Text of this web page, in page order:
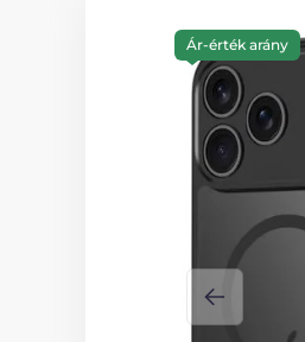
Ár-érték arány